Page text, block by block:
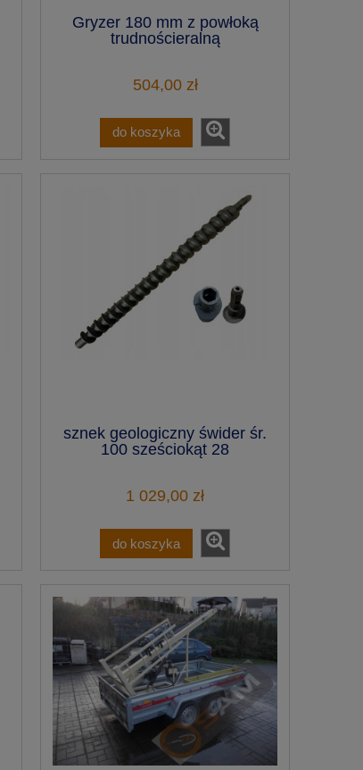
Gryzer 180 mm z powłoką
trudnościeralną
504,00 zł
do koszyka
sznek geologiczny świder śr.
100 sześciokąt 28
1 029,00 zł
do koszyka